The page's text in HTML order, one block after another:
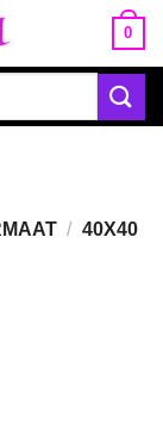
0
/ 40X40